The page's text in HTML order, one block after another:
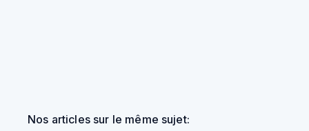
Nos articles sur le même sujet: